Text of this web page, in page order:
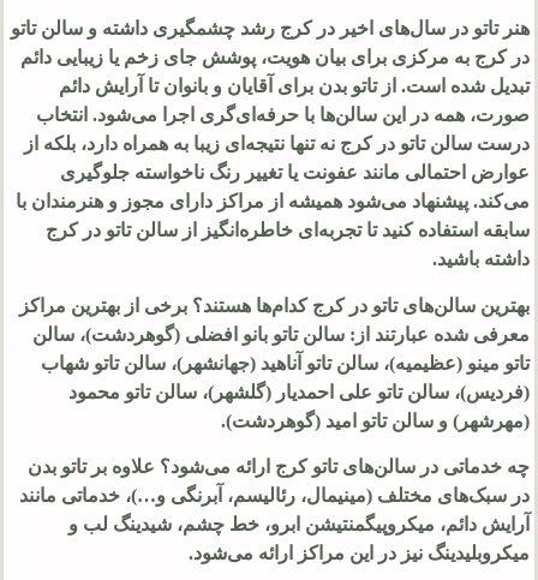
هنر تاتو در سال‌های اخیر در کرج رشد چشمگیری داشته و سالن تاتو
در کرج به مرکزی برای بیان هویت، پوشش جای زخم یا زیبایی دائم
تبدیل شده است. از تاتو بدن برای آقایان و بانوان تا آرایش دائم
صورت، همه در این سالن‌ها با حرفه‌ای‌گری اجرا می‌شود. انتخاب
درست سالن تاتو در کرج نه تنها نتیجه‌ای زیبا به همراه دارد، بلکه از
عوارض احتمالی مانند عفونت یا تغییر رنگ ناخواسته جلوگیری
می‌کند. پیشنهاد می‌شود همیشه از مراکز دارای مجوز و هنرمندان با
سابقه استفاده کنید تا تجربه‌ای خاطره‌انگیز از سالن تاتو در کرج
داشته باشید.
بهترین سالن‌های تاتو در کرج کدام‌ها هستند؟ برخی از بهترین مراکز
معرفی شده عبارتند از: سالن تاتو بانو افضلی (گوهردشت)، سالن
تاتو مینو (عظیمیه)، سالن تاتو آناهید (جهانشهر)، سالن تاتو شهاب
(فردیس)، سالن تاتو علی احمدیار (گلشهر)، سالن تاتو محمود
(مهرشهر) و سالن تاتو امید (گوهردشت).
چه خدماتی در سالن‌های تاتو کرج ارائه می‌شود؟ علاوه بر تاتو بدن
در سبک‌های مختلف (مینیمال، رئالیسم، آبرنگی و…)، خدماتی مانند
آرایش دائم، میکروپیگمنتیشن ابرو، خط چشم، شیدینگ لب و
میکروبلیدینگ نیز در این مراکز ارائه می‌شود.